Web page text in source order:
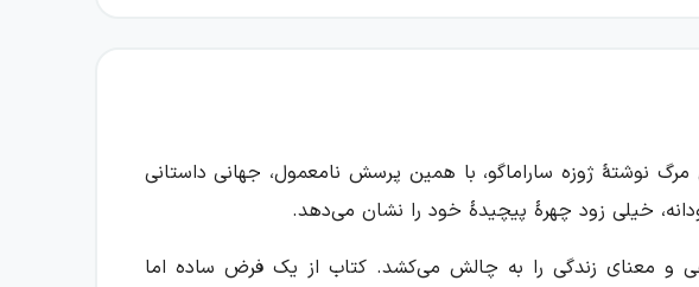
نوشتهٔ ژوزه ساراماگو، با همین پرسش نامعمول، جهانی داستانی
خیلی زود چهرهٔ پیچیدهٔ خود را نشان می‌دهد.
و معنای زندگی را به چالش می‌کشد. کتاب از یک فرض ساده اما